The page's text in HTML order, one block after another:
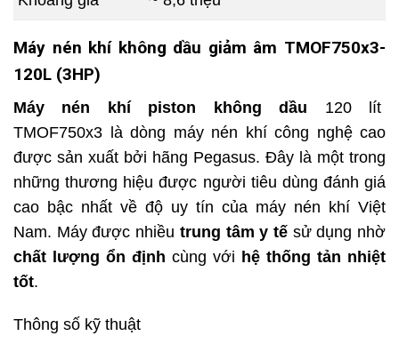
Máy nén khí không dầu giảm âm TMOF750x3-
120L (3HP)
Máy nén khí piston không dầu 120 lít
TMOF750x3 là dòng máy nén khí công nghệ cao
được sản xuất bởi hãng Pegasus. Đây là một trong
những thương hiệu được người tiêu dùng đánh giá
cao bậc nhất về độ uy tín của máy nén khí Việt
Nam. Máy được nhiều trung tâm y tếsử dụng nhờ
chất lượng ổn định cùng với hệ thống tản nhiệt
tốt.
Thông số kỹ thuật